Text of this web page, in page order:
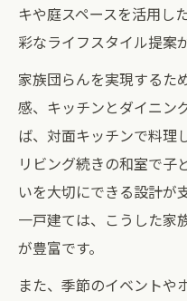
キや庭スペースを活用し
彩なライフスタイル提案
家族団らんを実現するた
感、キッチンとダイニン
ば、対面キッチンで料理
リビング続きの和室で子
いを大切にできる設計が
一戸建ては、こうした家
が豊富です。
また、季節のイベントや